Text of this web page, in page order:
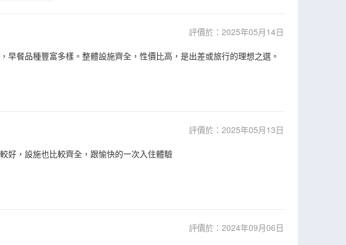
評價於：2025年05月14日
餐品種豐富多樣。整體設施齊全，性價比高，是出差或旅行的理想之選。
評價於：2025年05月13日
好，設施也比較齊全，跟愉快的一次入住體驗
評價於：2024年09月06日